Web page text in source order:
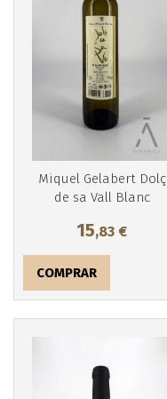
Miquel Gelabert Dolç
de sa Vall Blanc
15,83 €
COMPRAR